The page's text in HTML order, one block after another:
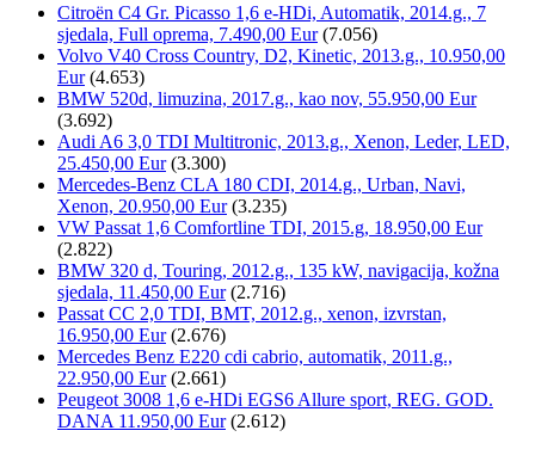
Citroën C4 Gr. Picasso 1,6 e-HDi, Automatik, 2014.g., 7
sjedala, Full oprema, 7.490,00 Eur (7.056)
Volvo V40 Cross Country, D2, Kinetic, 2013.g., 10.950,00
Eur (4.653)
BMW 520d, limuzina, 2017.g., kao nov, 55.950,00 Eur
(3.692)
Audi A6 3,0 TDI Multitronic, 2013.g., Xenon, Leder, LED,
25.450,00 Eur (3.300)
Mercedes-Benz CLA 180 CDI, 2014.g., Urban, Navi,
Xenon, 20.950,00 Eur (3.235)
VW Passat 1,6 Comfortline TDI, 2015.g, 18.950,00 Eur
(2.822)
BMW 320 d, Touring, 2012.g., 135 kW, navigacija, kožna
sjedala, 11.450,00 Eur (2.716)
Passat CC 2,0 TDI, BMT, 2012.g., xenon, izvrstan,
16.950,00 Eur (2.676)
Mercedes Benz E220 cdi cabrio, automatik, 2011.g.,
22.950,00 Eur (2.661)
Peugeot 3008 1,6 e-HDi EGS6 Allure sport, REG. GOD.
DANA 11.950,00 Eur (2.612)